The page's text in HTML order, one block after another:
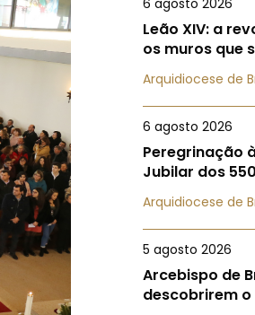
6 agosto 2026
Leão XIV: a
os muros que
Arquidiocese de
6 agosto 2026
Peregrinação
Jubilar dos
Arquidiocese de
5 agosto 2026
Arcebispo de
descobrirem o